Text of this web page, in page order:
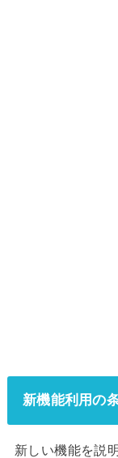
新機能利用の
新しい機能を説